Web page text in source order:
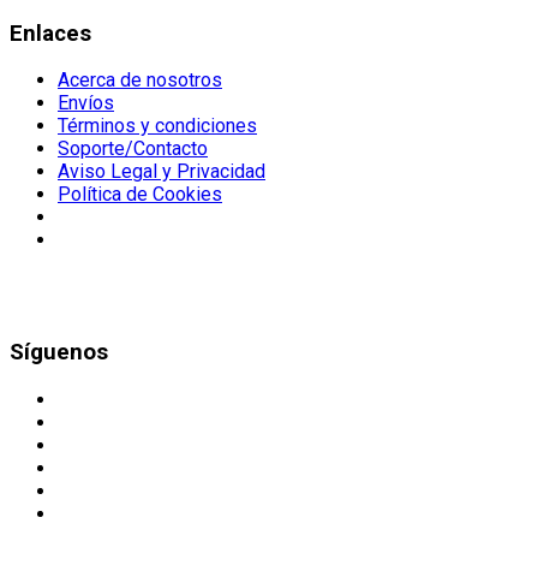
Enlaces
Acerca de nosotros
Envíos
Términos y condiciones
Soporte/Contacto
Aviso Legal y Privacidad
Política de Cookies
Síguenos